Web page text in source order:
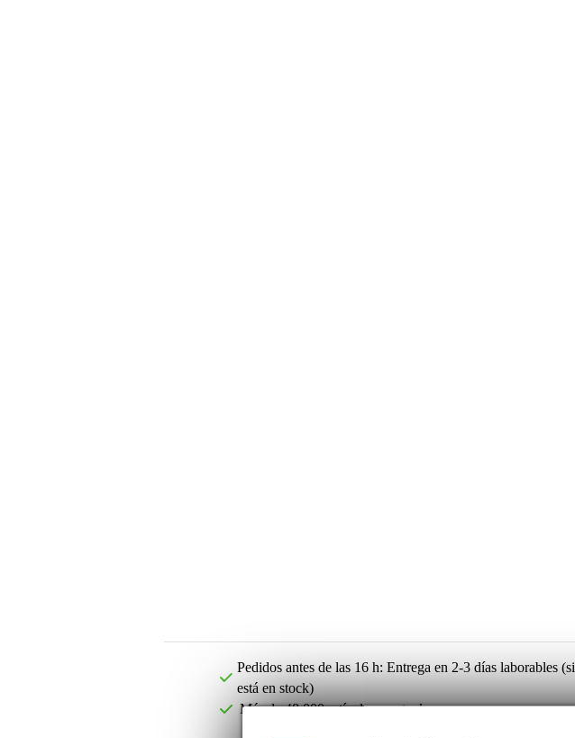
Pedidos antes de las 16 h: Entrega en 2-3 días laborables (si
está en stock)
Más de 48.000 artículos en stock